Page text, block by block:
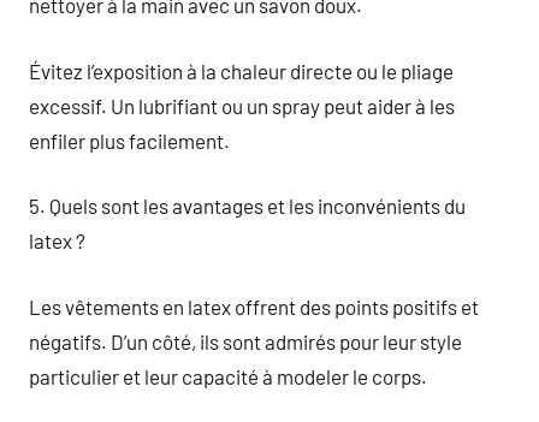
nettoyer à la main avec un savon doux.
Évitez l’exposition à la chaleur directe ou le pliage
excessif. Un lubrifiant ou un spray peut aider à les
enfiler plus facilement.
5. Quels sont les avantages et les inconvénients du
latex ?
Les vêtements en latex offrent des points positifs et
négatifs. D’un côté, ils sont admirés pour leur style
particulier et leur capacité à modeler le corps.